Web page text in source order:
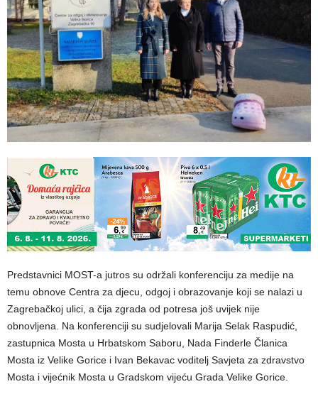
Predstavnici MOST-a jutros su održali konferenciju za medije na
temu obnove Centra za djecu, odgoj i obrazovanje koji se nalazi u
Zagrebačkoj ulici, a čija zgrada od potresa još uvijek nije
obnovljena. Na konferenciji su sudjelovali Marija Selak Raspudić,
zastupnica Mosta u Hrbatskom Saboru, Nada Finderle Članica
Mosta iz Velike Gorice i Ivan Bekavac voditelj Savjeta za zdravstvo
Mosta i vijećnik Mosta u Gradskom vijeću Grada Velike Gorice.